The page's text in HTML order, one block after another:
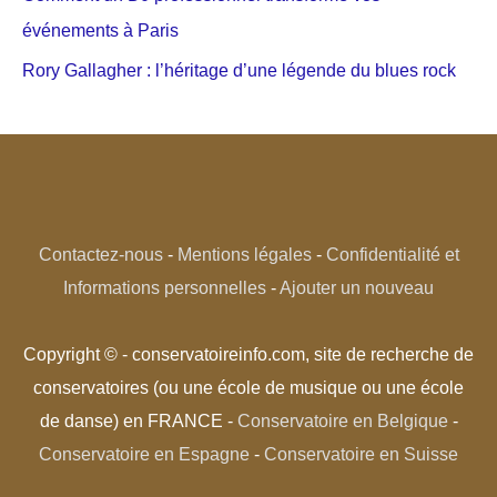
événements à Paris
Rory Gallagher : l’héritage d’une légende du blues rock
Contactez-nous- Mentions légales- Confidentialité et
Informations personnelles -Ajouter un nouveau
Copyright © - conservatoireinfo.com, site de recherche de
conservatoires (ou une école de musique ou une école
de danse) en FRANCE - Conservatoire en Belgique-
Conservatoire en Espagne - Conservatoire en Suisse